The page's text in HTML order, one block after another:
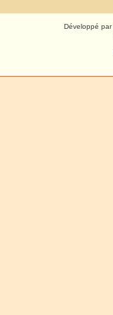
Développé par